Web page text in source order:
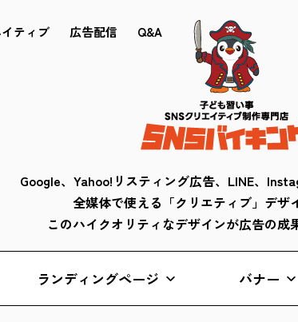
Google、Yahoo!リスティング広告、LINE、
全媒体で使える「クリエティブ」デザ
このハイクオリティなデザインが広告の成
ティブ 広告配信 Q&A
ランディングページ バナー